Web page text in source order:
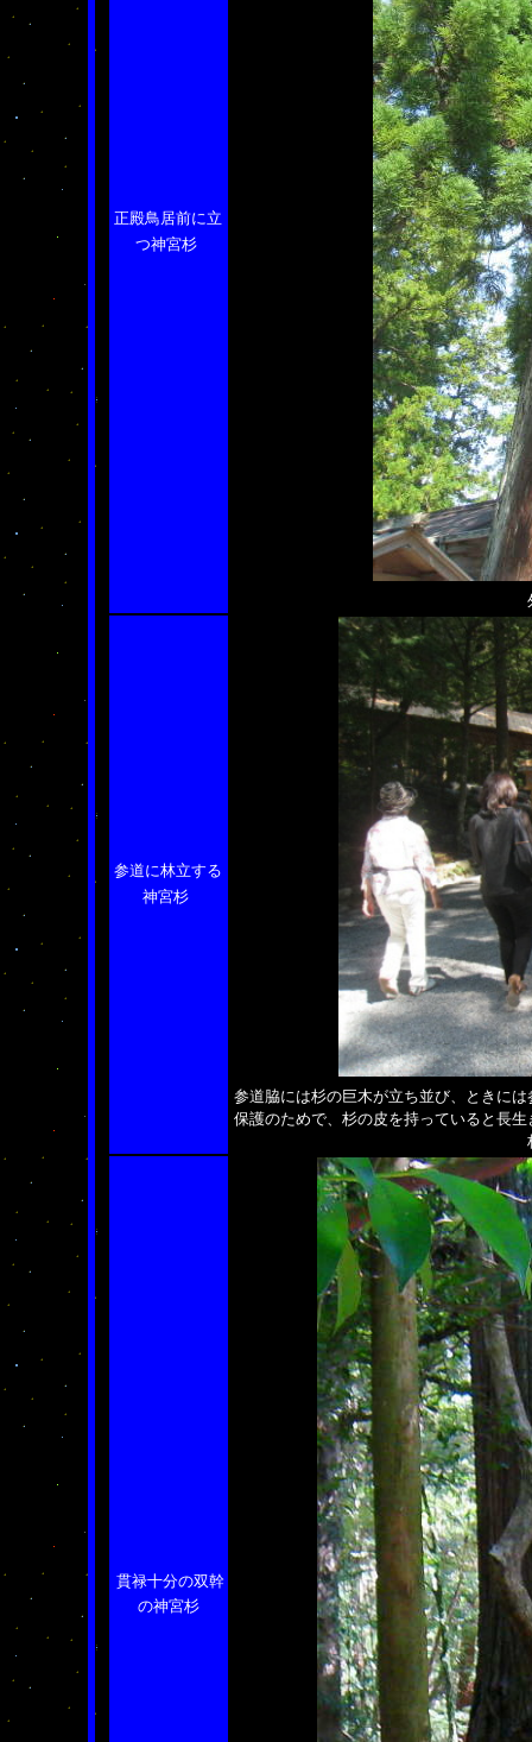
正殿鳥居前に立
つ神宮杉
参道に林立する
神宮杉
参道脇には杉の巨木が立ち並び、ときに
保護のためで、杉の皮を持っていると長
貫禄十分の双幹
の神宮杉